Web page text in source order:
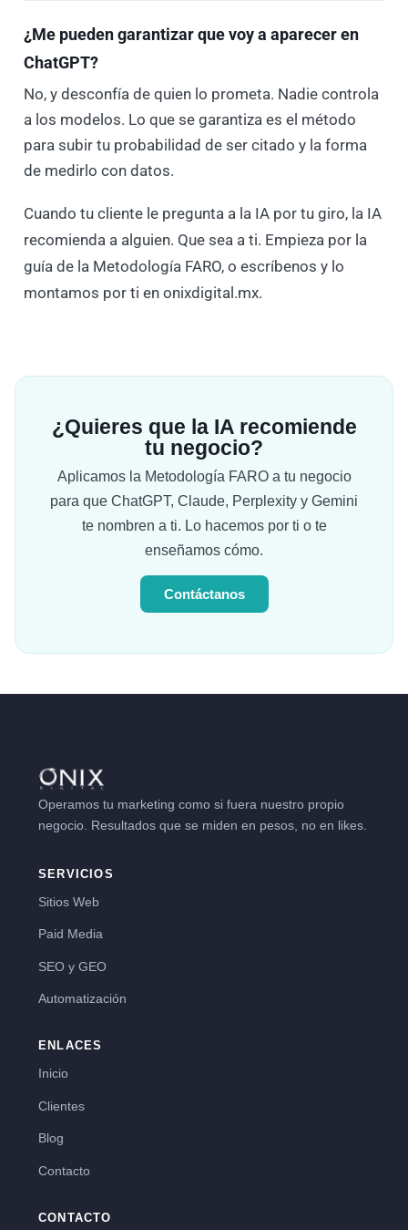
¿Me pueden garantizar que voy a aparecer en
ChatGPT?
No, y desconfía de quien lo prometa. Nadie controla
a los modelos. Lo que se garantiza es el método
para subir tu probabilidad de ser citado y la forma
de medirlo con datos.
Cuando tu cliente le pregunta a la IA por tu giro, la IA
recomienda a alguien. Que sea a ti. Empieza por la
guía de la Metodología FARO, o escríbenos y lo
montamos por ti en onixdigital.mx.
¿Quieres que la IA recomiende
tu negocio?
Aplicamos la Metodología FARO a tu negocio
para que ChatGPT, Claude, Perplexity y Gemini
te nombren a ti. Lo hacemos por ti o te
enseñamos cómo.
Contáctanos
Operamos tu marketing como si fuera nuestro propio
negocio. Resultados que se miden en pesos, no en likes.
SERVICIOS
Sitios Web
Paid Media
SEO y GEO
Automatización
ENLACES
Inicio
Clientes
Blog
Contacto
CONTACTO